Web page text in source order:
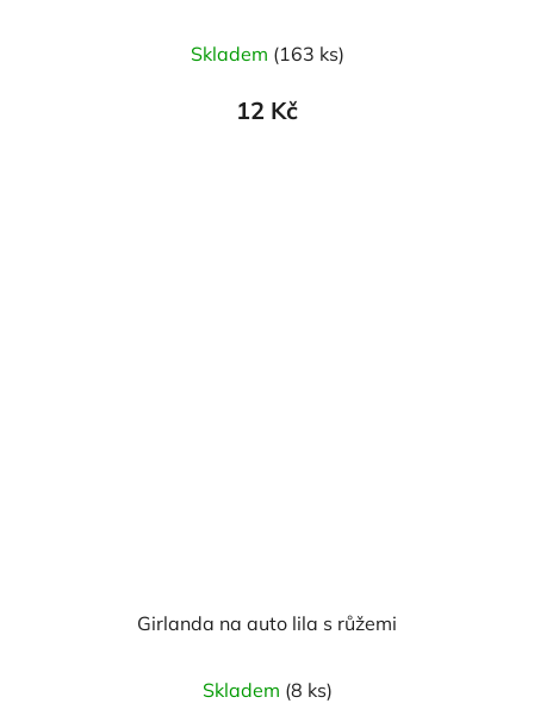
Skladem (163 ks)
12 Kč
Girlanda na auto lila s růžemi
hodnocení
Skladem (8 ks)